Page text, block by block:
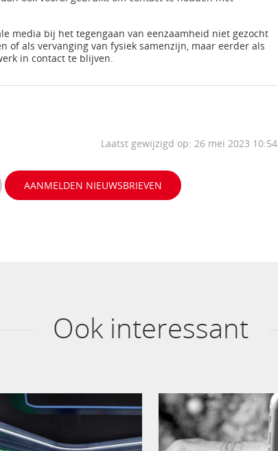
media bij het tegengaan van eenzaamheid niet gezocht
als vervanging van fysiek samenzijn, maar eerder als
in contact te blijven.
Laatst gewijzigd op: 26 mei 2023 10:54
AANMELDEN NIEUWSBRIEVEN
Ook interessant